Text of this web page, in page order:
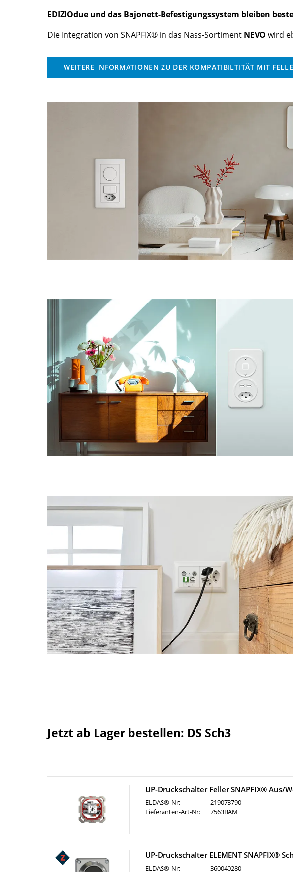
EDIZIOdue und das Bajonett-Befestigungssystem bleiben
Die Integration von SNAPFIX® in das Nass-Sortiment NEVO wird
WEITERE INFORMATIONEN ZU DER KOMPATIBILTITÄT MIT
Jetzt ab Lager bestellen: DS Sch3
UP-Druckschalter Feller SNAPFIX® Aus/
ELDAS®-Nr:
219073790
Lieferanten-Art-Nr:
7563BAM
UP-Druckschalter ELEMENT SNAPFIX®
ELDAS®-Nr: 360040280